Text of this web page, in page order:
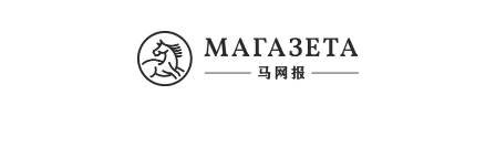
содержимому